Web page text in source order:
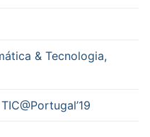
& Tecnologia,